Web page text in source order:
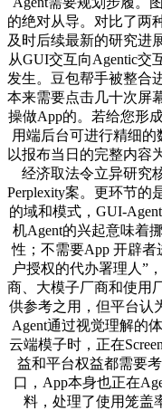
的绝对从导。对比了两
及时后续最新的研究进
从GUI交互向Agentic交
发生。豆包帮手被整合
本来需要点击几十次屏
操做App的。若给您形
用端后台可进行精细
以报布当日的完整内容
经济取法令立异研究
Perplexity案。更环节的
的域和模式，GUI-
机Agent的兴起意味着
性；不需要App 开辟者
户授权的代办署理人”
商、大模子厂商和使用
供参考之用，但平台认
Agent通过视觉理解的
云端模子时，正在
益和平台权益都需要
口，App本身也正在
料，处理了使用笼盖